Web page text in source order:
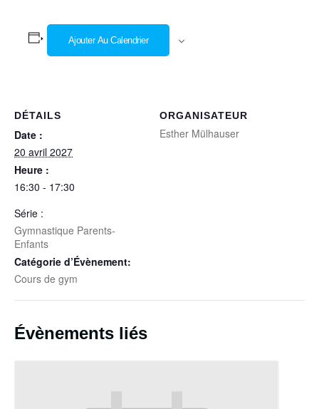
Ajouter Au Calendrier
DÉTAILS
Date :
20 avril 2027
Heure :
16:30 - 17:30
Série :
Gymnastique Parents-
Enfants
Catégorie d’Évènement:
Cours de gym
ORGANISATEUR
Esther Mülhauser
Évènements liés